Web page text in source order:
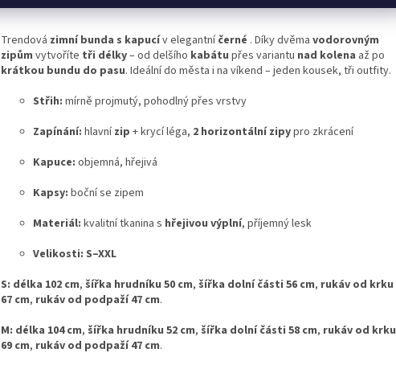
Trendová zimní bunda s kapucív elegantníčerné . Díky dvěma vodorovným
zipům vytvoříte tři délky– od delšího kabátu přes variantu nad kolena až po
krátkou bundu do pasu. Ideální do města i na víkend – jeden kousek, tři outfity.
Střih: mírně projmutý, pohodlný přes vrstvy
Zapínání: hlavnízip + krycí léga, 2 horizontální zipypro zkrácení
Kapuce: objemná, hřejivá
Kapsy: boční se zipem
Materiál: kvalitní tkanina s hřejivou výplní, příjemný lesk
Velikosti: S–XXL
S: délka 102 cm, šířka hrudníku 50 cm, šířka dolní části 56 cm, rukáv od krku
67 cm, rukáv od podpaží 47 cm.
M: délka 104 cm, šířka hrudníku 52 cm, šířka dolní části 58 cm, rukáv od krku
69 cm, rukáv od podpaží 47 cm.